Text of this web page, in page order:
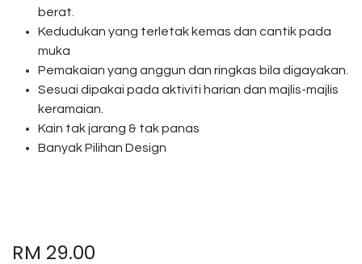
berat.
Kedudukan yang terletak kemas dan cantik pada
muka
Pemakaian yang anggun dan ringkas bila digayakan.
Sesuai dipakai pada aktiviti harian dan majlis-majlis
keramaian.
Kain tak jarang & tak panas
Banyak Pilihan Design
RM 29.00